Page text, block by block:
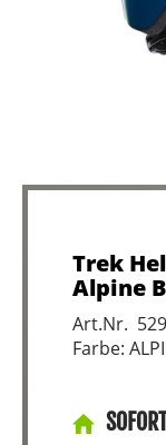
Trek
Alpine
Art.Nr.
Farbe: